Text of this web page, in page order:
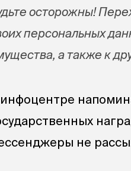
осторожны!
персональных
а также к
не